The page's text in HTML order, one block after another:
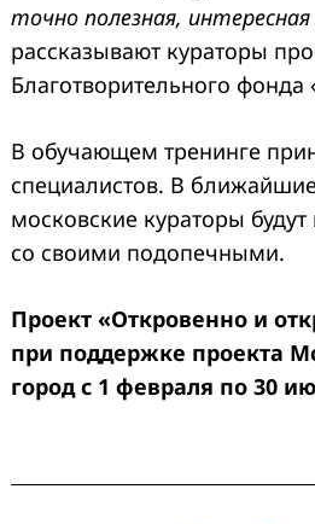
точно полезная, интересная
рассказывают кураторы
Благотворительного фонда
В обучающем тренинге
специалистов. В
московские кураторы
со своими подопечными.
Проект «Откровенно и
при поддержке проекта
город с 1 февраля по 30